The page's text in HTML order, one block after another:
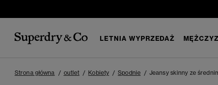
LETNIA WYPRZEDAŻ
Strona główna outlet Kobiety Spodnie Jeansy skinny ze